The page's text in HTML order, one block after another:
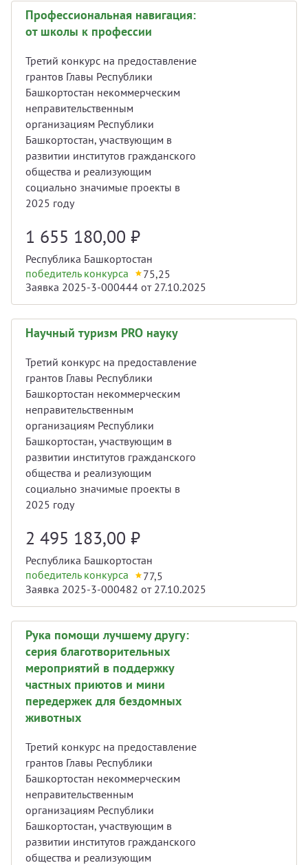
Профессиональная навигация:
от школы к профессии
Третий конкурс на предоставление
грантов Главы Республики
Башкортостан некоммерческим
неправительственным
организациям Республики
Башкортостан, участвующим в
развитии институтов гражданского
общества и реализующим
социально значимые проекты в
2025 году
1 655 180,00 ₽
Республика Башкортостан
победитель конкурса
75,25
Заявка 2025-3-000444 от 27.10.2025
Научный туризм PRO науку
Третий конкурс на предоставление
грантов Главы Республики
Башкортостан некоммерческим
неправительственным
организациям Республики
Башкортостан, участвующим в
развитии институтов гражданского
общества и реализующим
социально значимые проекты в
2025 году
2 495 183,00 ₽
Республика Башкортостан
победитель конкурса
77,5
Заявка 2025-3-000482 от 27.10.2025
Рука помощи лучшему другу:
серия благотворительных
мероприятий в поддержку
частных приютов и мини
передержек для бездомных
животных
Третий конкурс на предоставление
грантов Главы Республики
Башкортостан некоммерческим
неправительственным
организациям Республики
Башкортостан, участвующим в
развитии институтов гражданского
общества и реализующим